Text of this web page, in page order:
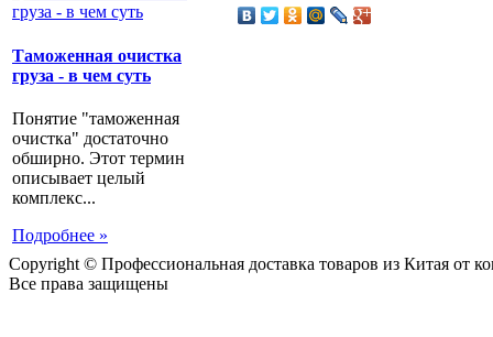
Таможенная очистка
груза - в чем суть
Понятие "таможенная
очистка" достаточно
обширно. Этот термин
описывает целый
комплекс...
Подробнее »
Copyright © Профессиональная доставка товаров из Китая от
Все права защищены